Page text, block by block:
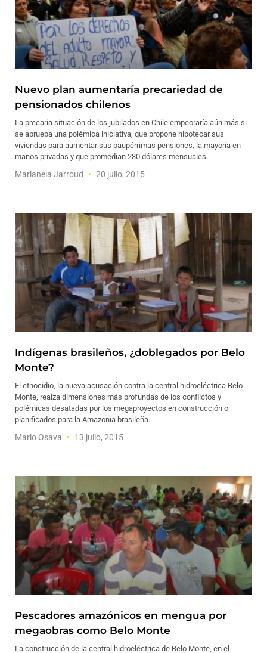
Nuevo plan aumentaría precariedad de
pensionados chilenos
La precaria situación de los jubilados en Chile empeoraría aún más si
se aprueba una polémica iniciativa, que propone hipotecar sus
viviendas para aumentar sus paupérrimas pensiones, la mayoría en
manos privadas y que promedian 230 dólares mensuales.
Marianela Jarroud 20 julio, 2015
Indígenas brasileños, ¿doblegados por Belo
Monte?
El etnocidio, la nueva acusación contra la central hidroeléctrica Belo
Monte, realza dimensiones más profundas de los conflictos y
polémicas desatadas por los megaproyectos en construcción o
planificados para la Amazonia brasileña.
Mario Osava 13 julio, 2015
Pescadores amazónicos en mengua por
megaobras como Belo Monte
La construcción de la central hidroeléctrica de Belo Monte, en el